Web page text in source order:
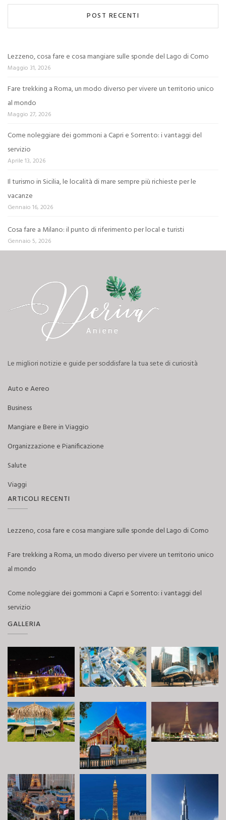
POST RECENTI
Lezzeno, cosa fare e cosa mangiare sulle sponde del Lago di Como
Maggio 31, 2026
Fare trekking a Roma, un modo diverso per vivere un territorio unico
al mondo
Maggio 27, 2026
Come noleggiare dei gommoni a Capri e Sorrento: i vantaggi del
servizio
Aprile 13, 2026
Il turismo in Sicilia, le località di mare sempre più richieste per le
vacanze
Gennaio 16, 2026
Cosa fare a Milano: il punto di riferimento per local e turisti
Gennaio 5, 2026
Le migliori notizie e guide per soddisfare la tua sete di curiosità
Auto e Aereo
Business
Mangiare e Bere in Viaggio
Organizzazione e Pianificazione
Salute
Viaggi
ARTICOLI RECENTI
Lezzeno, cosa fare e cosa mangiare sulle sponde del Lago di Como
Fare trekking a Roma, un modo diverso per vivere un territorio unico
al mondo
Come noleggiare dei gommoni a Capri e Sorrento: i vantaggi del
servizio
GALLERIA